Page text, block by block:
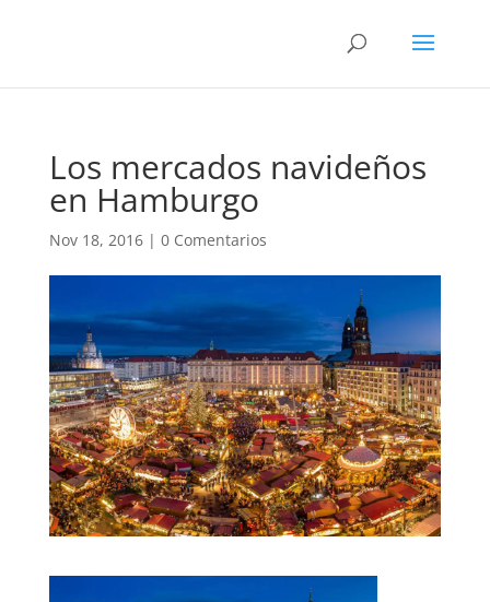
Los mercados navideños
en Hamburgo
Nov 18, 2016| 0 Comentarios